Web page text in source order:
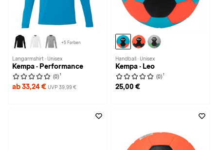
+5 Farben
Langarmshirt · Unisex
Kempa · Performance
(0) 1
ab 33,24 € UVP 39,99 €
Handball · Unisex
Kempa · Leo
(0) 1
25,00 €